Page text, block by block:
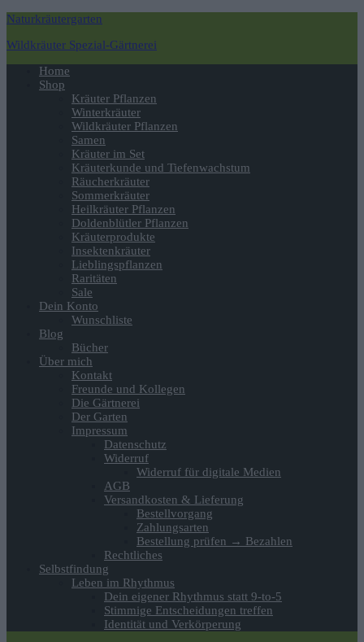
Naturkräutergarten
Wildkräuter Spezial-Gärtnerei
Navigation
umschalten
Home
Shop
Kräuter Pflanzen
Winterkräuter
Wildkräuter Pflanzen
Samen
Kräuter im Set
Kräuterkunde und Tiefenwachstum
Räucherkräuter
Sommerkräuter
Heilkräuter Pflanzen
Doldenblütler Pflanzen
Kräuterprodukte
Insektenkräuter
Lieblingspflanzen
Raritäten
Sale
Dein Konto
Wunschliste
Blog
Bücher
Über mich
Kontakt
Freunde und Kollegen
Die Gärtnerei
Der Garten
Impressum
Datenschutz
Widerruf
Widerruf für digitale Medien
AGB
Versandkosten & Lieferung
Bestellvorgang
Zahlungsarten
Bestellung prüfen → Bezahlen
Rechtliches
Selbstfindung
Leben im Rhythmus
Dein eigener Rhythmus statt 9-to-5
Stimmige Entscheidungen treffen
Identität und Verkörperung